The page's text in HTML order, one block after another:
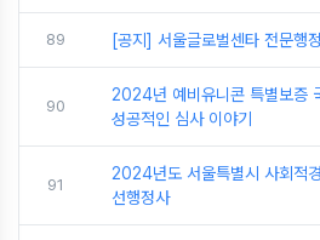
89 [공지] 서울글로벌센타 전문행
90
2024년 예비유니콘 특별보증
성공적인 심사 이야기
91
2024년도 서울특별시 사회적
선행정사